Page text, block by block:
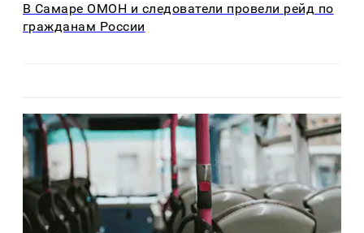
В Самаре ОМОН и следователи провели рейд по
гражданам России